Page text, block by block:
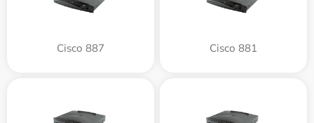
Cisco 887 Cisco 881